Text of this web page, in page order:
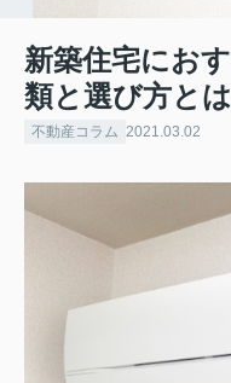
新築住宅にお
類と選び方と
不動産コラム 2021.03.02